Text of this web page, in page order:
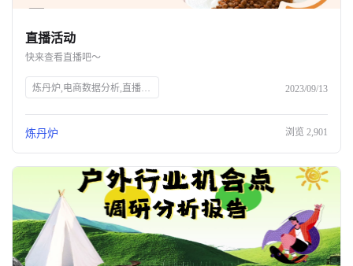
关于我们
公司介绍
商机推荐
直播活动
快来查看直播吧～
炼丹炉,电商数据分析,直播行业解读,宠物行业解读,知衣科技,AI大数据,服装AI 2023/09/13
炼丹炉 浏览 2,901